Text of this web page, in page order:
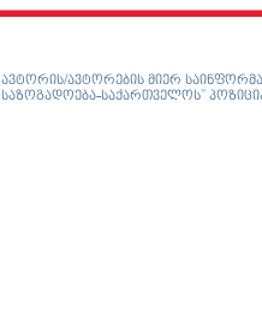
ავტორის/ავტორების მიერ
საზოგადოება-საქართველოს”